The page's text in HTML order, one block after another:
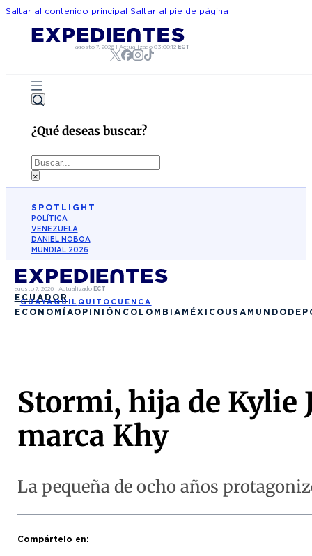
Saltar al contenido principal Saltar al pie de página
agosto 7, 2026| Actualizado 03:00:12 ECT
¿Qué deseas buscar?
Buscar
×
SPOTLIGHT
POLÍTICA
VENEZUELA
DANIEL NOBOA
MUNDIAL 2026
agosto 7, 2026| Actualizado ECT
ECUADOR
GUAYAQUIL QUITO CUENCA
ECONOMÍAOPINIÓN COLOMBIA MÉXICO USA MUNDO
Stormi, hija de Kylie
marca Khy
La pequeña de ocho años
Compártelo en: